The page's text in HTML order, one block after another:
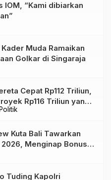
IOM, “Kami dibiarkan
Muda Ramaikan
Golkar di Singaraja
Politik
Cepat Rp112 Triliun,
Rp116 Triliun yang
Kuta Bali Tawarkan
Menginap Bonus
Mulai Rp88.888
Tuding Kapolri